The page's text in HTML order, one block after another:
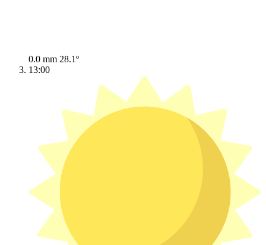
0.0 mm 28.1º
13:00